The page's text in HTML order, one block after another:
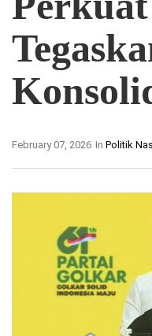
In Politik
February 07, 2026